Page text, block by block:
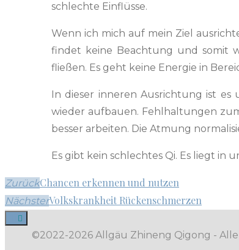
schlechte Einflüsse.
Wenn ich mich auf mein Ziel
find­et keine Beach­tung und somit
fließen. Es geht keine Energie in
In dieser inneren Aus­rich­tung ist
wieder auf­bauen. Fehlhal­tun­gen
bess­er arbeit­en. Die Atmung
Es gibt kein schlecht­es Qi. Es liegt in
ZurückChancen erkennen und nutzen
NächsterVolkskrankheit Rückenschmerzen
©2022-2026 Allgäu Zhineng Qigong -